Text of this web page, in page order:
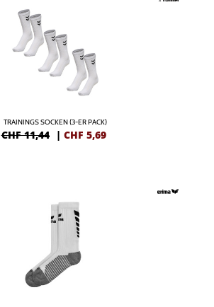
TRAININGS SOCKEN (3-ER PACK)
CHF 11,44 | CHF 5,69